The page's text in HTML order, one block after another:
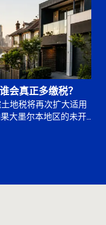
会真正多缴税？
地税将再次扩大适用
大墨尔本地区的未开